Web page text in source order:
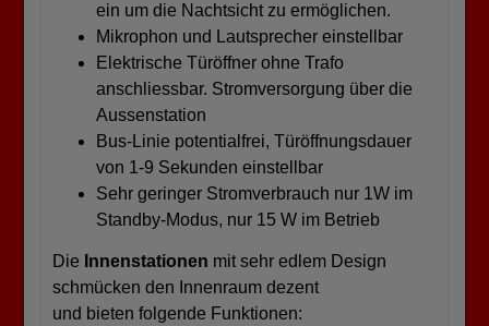
ein um die Nachtsicht zu ermöglichen.
Mikrophon und Lautsprecher einstellbar
Elektrische Türöffner ohne Trafo
anschliessbar. Stromversorgung über die
Aussenstation
Bus-Linie potentialfrei, Türöffnungsdauer
von 1-9 Sekunden einstellbar
Sehr geringer Stromverbrauch nur 1W im
Standby-Modus, nur 15 W im Betrieb
Die Innenstationen mit sehr edlem Design
schmücken den Innenraum dezent
und bieten folgende Funktionen: